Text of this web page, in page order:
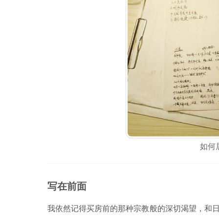
如何
写在前面
我依然记得买房前的那种宗教般的深切渴望，和